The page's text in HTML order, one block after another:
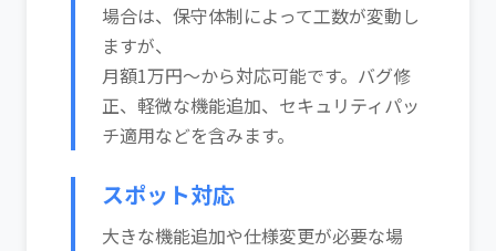
場合は、保守体制によって工数が変動し
ますが、
月額1万円～から対応可能です。バグ修
正、軽微な機能追加、セキュリティパッ
チ適用などを含みます。
スポット対応
大きな機能追加や仕様変更が必要な場